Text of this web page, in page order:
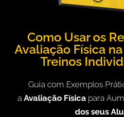
Como Usar os
Avaliação Física
Treinos
Guia com Exemplos
aAvaliação Físicapara
dos seus